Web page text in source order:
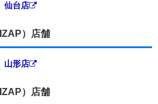
仙台店
）店舗
山形店
）店舗